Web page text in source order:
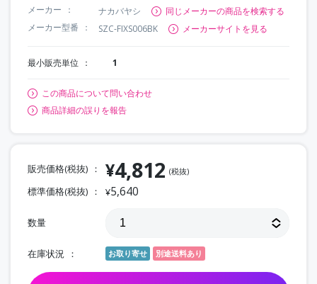
メーカー ナカバヤシ
同じメーカーの商品を検索する
メーカー型番
SZC-FIXS006BK メーカーサイトを見る
最小販売単位 1
この商品について問い合わせ
商品詳細の誤りを報告
販売価格(税抜) ¥4,812 (税抜)
標準価格(税抜) ¥5,640
数量
在庫状況 お取り寄せ 別途送料あり